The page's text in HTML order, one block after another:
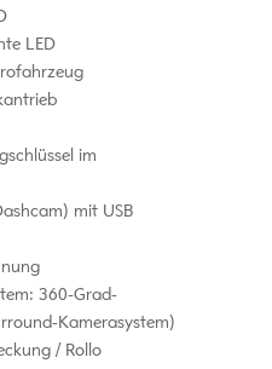
LED
im
mit USB
360-Grad-
Kamerasystem)
/ Rollo